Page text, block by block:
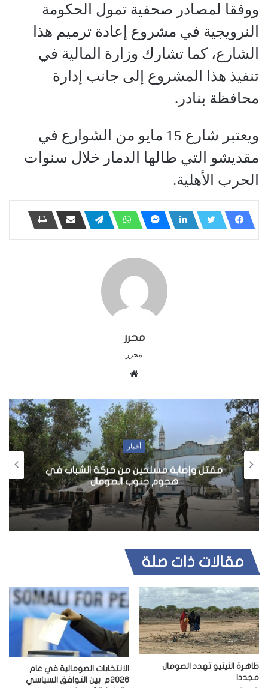
ووفقا لمصادر صحفية تمول الحكومة
النرويجية في مشروع إعادة ترميم هذا
الشارع، كما تشارك وزارة المالية في
تنفيذ هذا المشروع إلى جانب إدارة
محافظة بنادر.
ويعتبر شارع 15 مايو من الشوارع في
مقديشو التي طالها الدمار خلال سنوات
الحرب الأهلية.
محرر
محرر
ق
ع
ا
ل
و
ي
ب
أخبار
مقتل وإصابة مسلحين من حركة الشباب في
هجوم جنوب الصومال
مقالات ذات صلة
ظاهرة النينيو تهدد الصومال
مجددا
الانتخابات الصومالية في عام
2026م بين التوافق السياسي